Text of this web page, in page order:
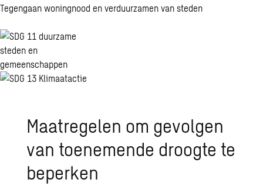
Tegengaan woningnood en verduurzamen van steden
Maatregelen om gevolgen
van toenemende droogte te
beperken